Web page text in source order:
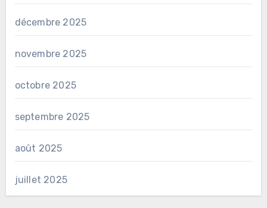
décembre 2025
novembre 2025
octobre 2025
septembre 2025
août 2025
juillet 2025